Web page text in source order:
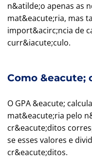
n&atilde;o apenas as
mat&eacute;ria, mas
import&acirc;ncia de
curr&iacute;culo.
Como &eacute;
O GPA &eacute;
mat&eacute;ria pelo
cr&eacute;ditos
se esses valores e
cr&eacute;ditos.